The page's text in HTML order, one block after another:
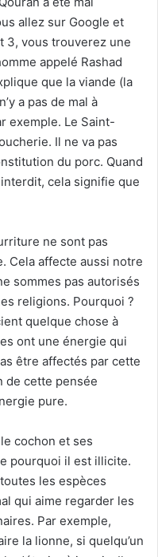
allez sur Google et
3, vous trouverez une
appelé Rashad
que la viande (la
a pas de mal à
exemple. Le Saint-
Il ne va pas
du porc. Quand
cela signifie que
ne sont pas
Cela affecte aussi notre
sommes pas autorisés
religions. Pourquoi ?
quelque chose à
ont une énergie qui
être affectés par cette
de cette pensée
pure.
le cochon et ses
pourquoi il est illicite.
les espèces
qui aime regarder les
Par exemple,
la lionne, si quelqu’un